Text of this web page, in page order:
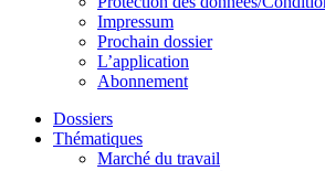
Impressum
Prochain dossier
L’application
Abonnement
Dossiers
Thématiques
Marché du travail